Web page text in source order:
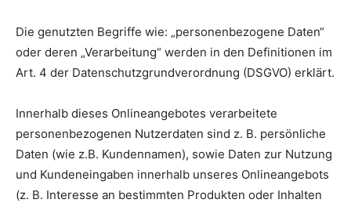
Die genutzten Begriffe wie: „personenbezogene Daten“
oder deren „Verarbeitung“ werden in den Definitionen im
Art. 4 der Datenschutzgrundverordnung (DSGVO) erklärt.
Innerhalb dieses Onlineangebotes verarbeitete
personenbezogenen Nutzerdaten sind z. B. persönliche
Daten (wie z.B. Kundennamen), sowie Daten zur Nutzung
und Kundeneingaben innerhalb unseres Onlineangebots
(z. B. Interesse an bestimmten Produkten oder Inhalten